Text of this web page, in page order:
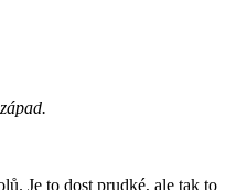
Je to dost prudké, ale tak to